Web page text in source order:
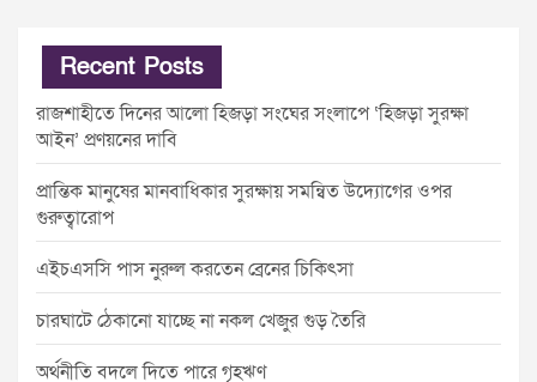
Recent Posts
রাজশাহীতে দিনের আলো হিজড়া সংঘের সংলাপে ‘হিজড়া সুরক্ষা
আইন’ প্রণয়নের দাবি
প্রান্তিক মানুষের মানবাধিকার সুরক্ষায় সমন্বিত উদ্যোগের ওপর
গুরুত্বারোপ
এইচএসসি পাস নুরুল করতেন ব্রেনের চিকিৎসা
চারঘাটে ঠেকানো যাচ্ছে না নকল খেজুর গুড় তৈরি
অর্থনীতি বদলে দিতে পারে গৃহঋণ